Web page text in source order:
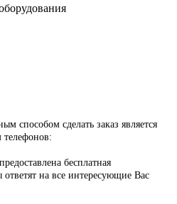
способом сделать заказ является
бесплатная
на все интересующие Вас